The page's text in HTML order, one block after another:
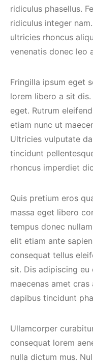
ridiculus phasellus.
ridiculus integer
ultricies rhoncus
venenatis donec leo
Fringilla ipsum eget
lorem libero a sit
eget. Rutrum
etiam nunc ut
Ultricies vulputate
tincidunt
rhoncus imperdiet
Quis pretium eros
massa eget libero
tempus donec
elit etiam ante
consequat tellus
sit. Dis adipiscing
maecenas amet
dapibus tincidunt
Ullamcorper
consequat lorem
nulla dictum mus.